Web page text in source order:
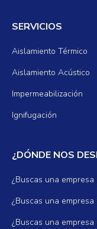
SERVICIOS
Aislamiento Térmico
Aislamiento Acústico
Impermeabilización
Ignifugación
¿DÓNDE NOS
¿Buscas una
¿Buscas una
¿Buscas una